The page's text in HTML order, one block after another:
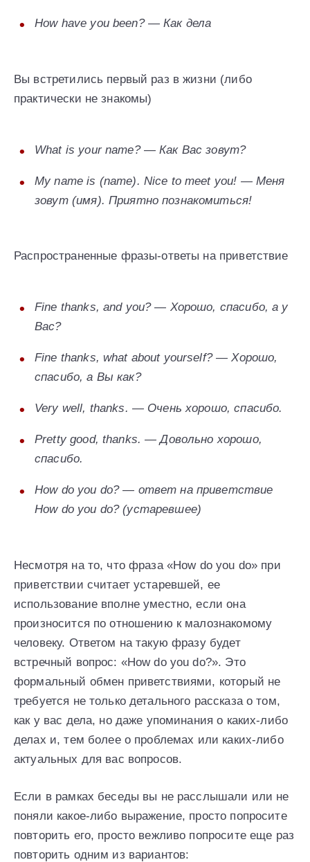
How have you been? — Как дела
Вы встретились первый раз в жизни (либо
практически не знакомы)
What is your name? — Как Вас зовут?
My name is (name). Nice to meet you! — Меня
зовут (имя). Приятно познакомиться!
Распространенные фразы-ответы на приветствие
Fine thanks, and you? — Хорошо, спасибо, а у
Вас?
Fine thanks, what about yourself? — Хорошо,
спасибо, а Вы как?
Very well, thanks. — Очень хорошо, спасибо.
Pretty good, thanks. — Довольно хорошо,
спасибо.
How do you do? — ответ на приветствие
How do you do? (устаревшее)
Несмотря на то, что фраза «How do you do» при
приветствии считает устаревшей, ее
использование вполне уместно, если она
произносится по отношению к малознакомому
человеку. Ответом на такую фразу будет
встречный вопрос: «How do you do?». Это
формальный обмен приветствиями, который не
требуется не только детального рассказа о том,
как у вас дела, но даже упоминания о каких-либо
делах и, тем более о проблемах или каких-либо
актуальных для вас вопросов.
Если в рамках беседы вы не расслышали или не
поняли какое-либо выражение, просто попросите
повторить его, просто вежливо попросите еще раз
повторить одним из вариантов: